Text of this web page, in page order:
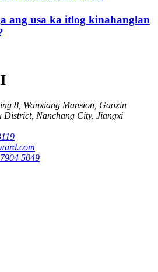
ang usa ka itlog kinahanglan
8, Wanxiang Mansion, Gaoxin
District, Nanchang City, Jiangxi
5049